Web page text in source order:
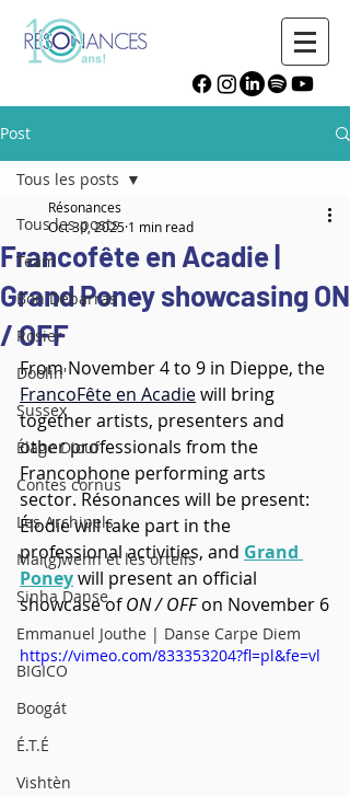
Post
Tous les posts
Team
Bon Débarras
Rosier
Doolin'
Sussex
Élage Diouf
Contes cornus
Les Archipels
Maï(g)wenn et les orteils
Sinha Danse
Emmanuel Jouthe | Danse Carpe Diem
BIGICO
Boogát
É.T.É
Vishtèn
Tous les posts
Francofête en Acadie |
Grand Poney showcasing ON
/ OFF
Résonances
Oct 30, 2025 1 min read
From November 4 to 9 in Dieppe, the
FrancoFête en Acadie will bring
together artists, presenters and
other professionals from the
Francophone performing arts
sector. Résonances will be present:
Élodie will take part in the
professional activities, and Grand
Poney will present an official
showcase of ON / OFF on November 6
https://vimeo.com/833353204?fl=pl&fe=vl